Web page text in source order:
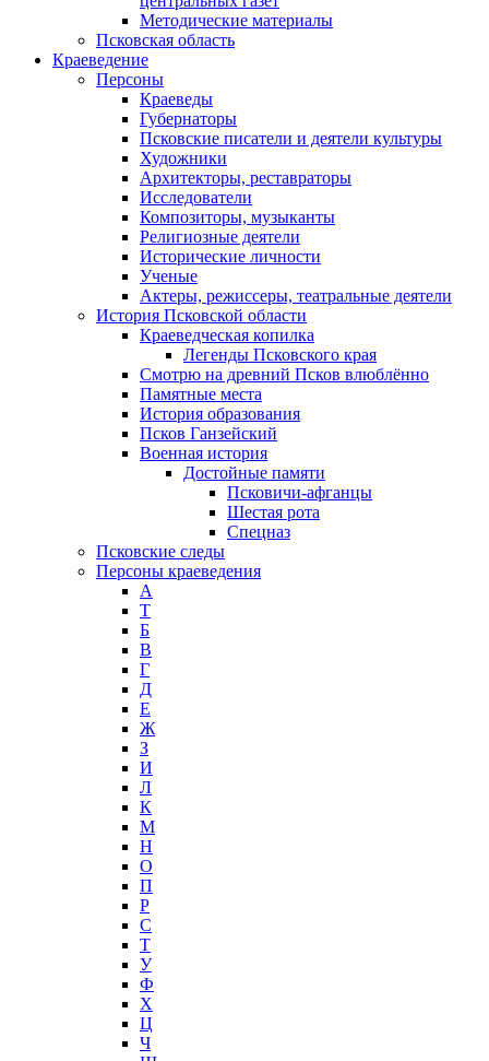
Методические материалы
Псковская область
Краеведение
Персоны
Краеведы
Губернаторы
Псковские писатели и деятели культуры
Художники
Архитекторы, реставраторы
Исследователи
Композиторы, музыканты
Религиозные деятели
Исторические личности
Ученые
Актеры, режиссеры, театральные деятели
История Псковской области
Краеведческая копилка
Легенды Псковского края
Смотрю на древний Псков влюблённо
Памятные места
История образования
Псков Ганзейский
Военная история
Достойные памяти
Псковичи-афганцы
Шестая рота
Спецназ
Псковские следы
Персоны краеведения
А
T
Б
В
Г
Д
Е
Ж
З
И
Л
К
М
Н
О
П
Р
С
Т
У
Ф
Х
Ц
Ч